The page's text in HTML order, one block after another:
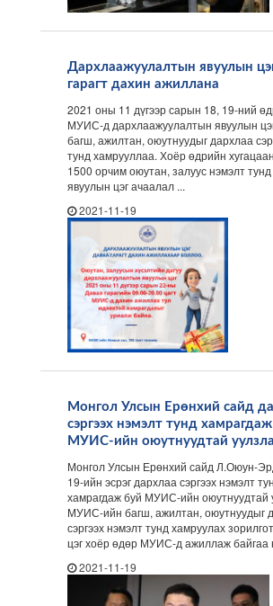
Дархлаажуулалтын явуулын
гарагт дахин ажиллана
2021 оны 11 дүгээр сарын 18, 19-ний
МУИС-д дархлаажуулалтын явуулын
багш, ажилтан, оюутнуудыг дархлаа
тунд хамрууллаа. Хоёр өдрийн
1500 орчим оюутан, залуус нэмэлт
явуулын цэг ачаалал ...
2021-11-19
Монгол Улсын Ерөнхий сайд
сэргээх нэмэлт тунд
МУИС-ийн оюутнуудтай
Монгол Улсын Ерөнхий сайд Л.Оюун-
19-ийн эсрэг дархлаа сэргээх нэмэлт
хамрагдаж буй МУИС-ийн оюутнуудтай
МУИС-ийн багш, ажилтан, оюутнуудыг
сэргээх нэмэлт тунд хамруулах
цэг хоёр өдөр МУИС-д ажиллаж байгаа
2021-11-19